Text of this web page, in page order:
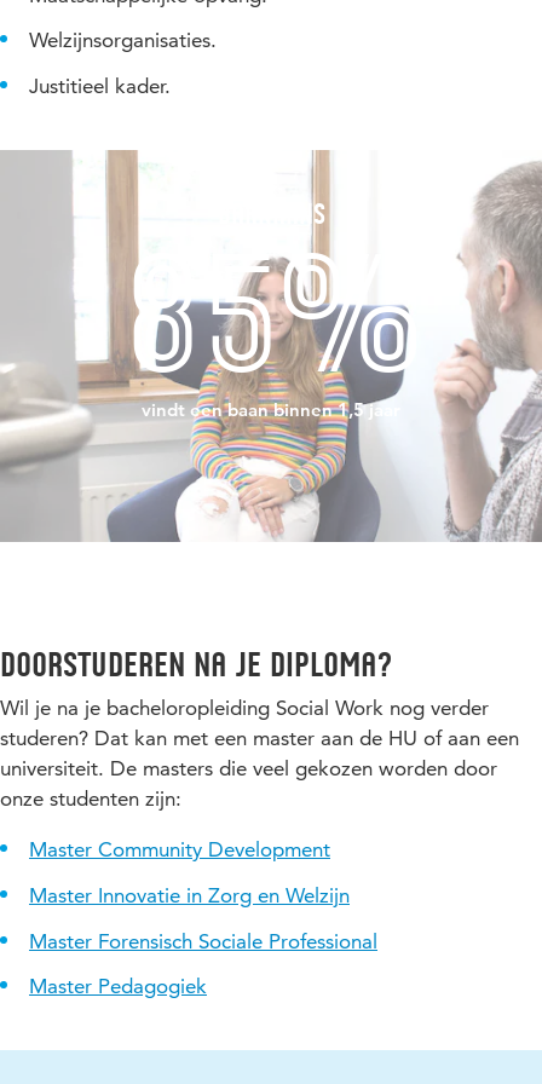
Welzijnsorganisaties.
Justitieel kader.
Baankans
85%
vindt een baan binnen 1,5 jaar
Doorstuderen na je diploma?
Wil je na je bacheloropleiding Social Work nog verder
studeren? Dat kan met een master aan de HU of aan een
universiteit. De masters die veel gekozen worden door
onze studenten zijn:
Master Community Development
Master Innovatie in Zorg en Welzijn
Master Forensisch Sociale Professional
Master Pedagogiek